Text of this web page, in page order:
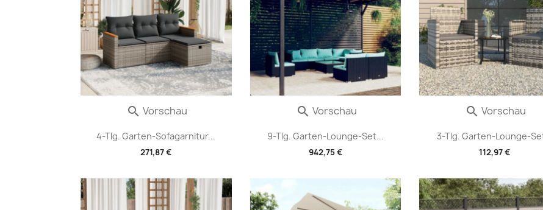
4-Tlg. Garten-Sofagarnitur...
271,87 €
 Vorschau
9-Tlg. Garten-Lounge-Set...
942,75 €
 Vorschau
3-Tlg. Garten-Lounge-
112,97 €
 Vorschau